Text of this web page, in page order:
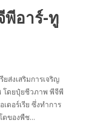
พีอาร์-ทู
เสริมการเจริญ
โดยปุ๋ยชีวภาพ พีจีพี
ดอร์เรีย ซึ่งทำการ
ตของพืช…